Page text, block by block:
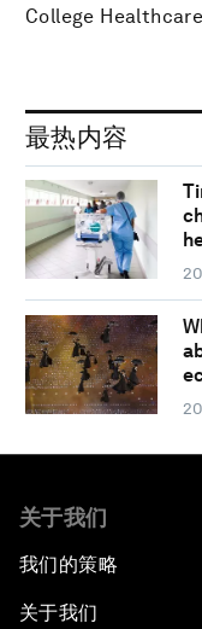
College
最热内容
关于我们
我们的策略
关于我们